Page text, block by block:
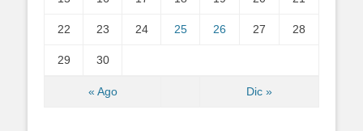
« Ago Dic »
22 23 24 25 26 27 28
29 30